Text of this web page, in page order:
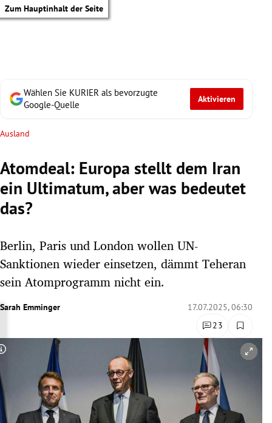
Zum Hauptinhalt der Seite
Untermenü
Untermenü
Untermenü
Untermenü
Untermenü
Untermenü
Wählen Sie KURIER als bevorzugte
Google-Quelle
Aktivieren
Ausland
Atomdeal: Europa stellt dem Iran
ein Ultimatum, aber was bedeutet
das?
Berlin, Paris und London wollen UN-
Sanktionen wieder einsetzen, dämmt Teheran
sein Atomprogramm nicht ein.
Sarah Emminger
17.07.2025, 06:30
23
Copyright-Hinweis öffnen/schließen